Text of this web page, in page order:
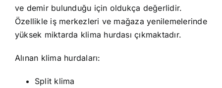
ve demir bulunduğu için oldukça değerlidir.
Özellikle iş merkezleri ve mağaza yenilemelerinde
yüksek miktarda klima hurdası çıkmaktadır.
Alınan klima hurdaları:
Split klima